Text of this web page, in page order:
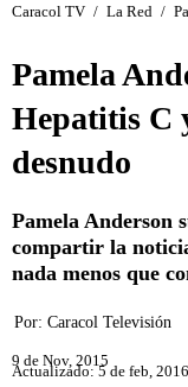
Caracol TV / La Red /
Pamela
Hepatitis C
desnudo
Pamela Anderson
compartir la
nada menos que
Por: Caracol Televisión
9 de Nov, 2015
Actualizado: 5 de feb, 2016